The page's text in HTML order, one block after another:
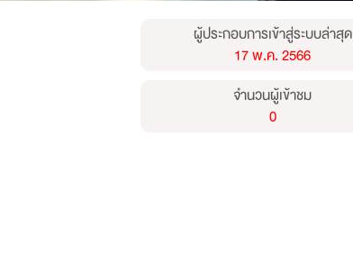
ผู้ประกอบการเข้าสู่ระบบล่าสุด
17 พ.ค. 2566
จำนวนผู้เข้าชม
0